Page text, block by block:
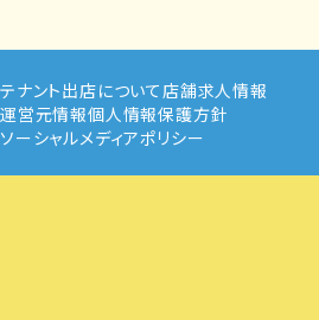
テナント出店について店舗求人情報
運営元情報個人情報保護方針
ソーシャルメディアポリシー